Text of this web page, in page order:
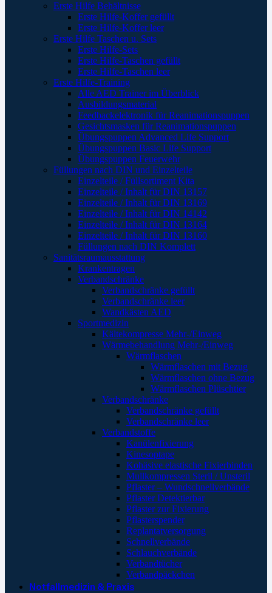
Erste Hilfe Behältnisse
Erste Hilfe-Koffer gefüllt
Erste Hilfe-Koffer leer
Erste Hilfe Taschen u. Sets
Erste Hilfe-Sets
Erste Hilfe-Taschen gefüllt
Erste Hilfe-Taschen leer
Erste Hilfe-Training
Alle AED Trainer im Überblick
Ausbildungsmaterial
Feedbackelektronik für Reanimationspuppen
Gesichtsmasken für Reanimationspuppen
Übungspuppen Advanced Life Support
Übungspuppen Basic Life Support
Übungspuppen Feuerwehr
Füllungen nach DIN und Einzelteile
Einzelteile / Füllsortiment Kita
Einzelteile / Inhalt für DIN 13157
Einzelteile / Inhalt für DIN 13169
Einzelteile / Inhalt für DIN 14142
Einzelteile / Inhalt für DIN 13164
Einzelteile / Inhalt für DIN 13160
Füllungen nach DIN Komplett
Sanitätsraumausstattung
Krankentragen
Verbandschränke
Verbandschränke gefüllt
Verbandschränke leer
Wandkästen AED
Sportmedizin
Kältekompresse Mehr-/Einweg
Wärmebehandlung Mehr-/Einweg
Wärmflaschen
Wärmflaschen mit Bezug
Wärmflaschen ohne Bezug
Wärmflaschen Plüschtier
Verbandschränke
Verbandschränke gefüllt
Verbandschränke leer
Verbandstoffe
Kanülenfixierung
Kinesoptape
Kohäsive elastische Fixierbinden
Mullkompressen Steril / Unsteril
Pflaster – Wundschnellverbände
Pflaster Detektierbar
Pflaster zur Fixierung
Pflasterspender
Replantatversorgung
Schnellverbände
Schlauchverbände
Verbandtücher
Verbandpäckchen
Notfallmedizin & Praxis